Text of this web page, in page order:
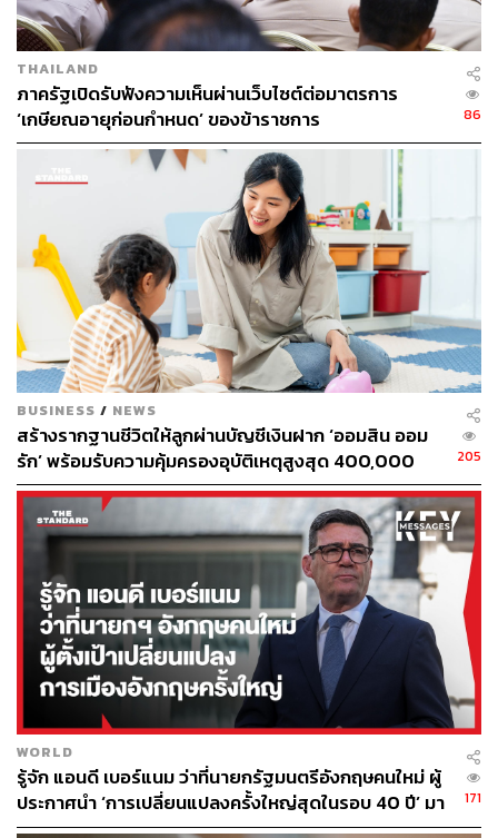
ทำอย่างอื่น แบบนั้นพนักงานก็ตายอยู่ดี
บัณฑูร ล่ำซำ ประธานกิตติคุณ ธนาคารกสิกรไทย
ฝ่าวิกฤตโควิด-19 ต้องเกิดจากความร่วมมือและรัฐบาลต้อง
ฟัง!
ผมผ่านมาทั้งวิกฤตปี 2540 เจอการ Distruption ตอนนี้มาเจอ
โรค ซึ่งที่ผ่านมาก็เป็นเรื่องที่หนักหนา เพราะเสียหายจริง แต่
อย่างน้อยยังมีข้ออ้างอิงในอดีต และเรียนรู้จากความพลาดใน
อดีต เช่น เงินที่จะใช้แก้ปัญหาหล่นหายระหว่างทาง อันนี้ต้อง
แก้ให้ได้ มิฉะนั้นจะสูญเปล่า
และในวิกฤตแบบนี้ต้องตั้งโจทย์ให้ชัด มีรูปแบบการทำงานที่
ชัดเจนเพื่อให้คนสามารถเดินไปด้วยกันได้ แบ่งหน้าที่กันให้
ชัด สื่อความให้ดี มิฉะนั้นคนอาจจะทะเลาะกันเอง ไม่ว่า
วิกฤตไหนก็ต้องใช้วิธีนี้ด้วยกันทั้งนั้น
สำคัญคือต้องฟัง ท่านมีอำนาจอะไรก็ตาม ท่านต้องฟัง เพราะ
ท่านไม่ได้รู้คนเดียวทั้งหมด การฟังคนโน้นคนนี้จะได้ภาพที่
กว้างขึ้น แล้วท่านก็ไปตัดสินใจ การไม่ฟังคือการที่ท่านไม่
THAILAND
ภาครัฐเปิดรับฟังความเห็นผ่านเว็บไซต์ต่อมาตรการ
‘เกษียณอายุก่อนกำหนด’ ของข้าราชการ
86
BUSINESS / NEWS
สร้างรากฐานชีวิตให้ลูกผ่านบัญชีเงินฝาก ‘ออมสิน ออม
รัก’ พร้อมรับความคุ้มครองอุบัติเหตุสูงสุด 400,000
บาท ดอกเบี้ยรับเต็ม ไม่เสียภาษี [Advertorial]
205
WORLD
รู้จัก แอนดี เบอร์แนม ว่าที่นายกรัฐมนตรีอังกฤษคนใหม่ ผู้
ประกาศนำ ‘การเปลี่ยนแปลงครั้งใหญ่สุดในรอบ 40 ปี’ มา
สู่การเมืองอังกฤษ
171